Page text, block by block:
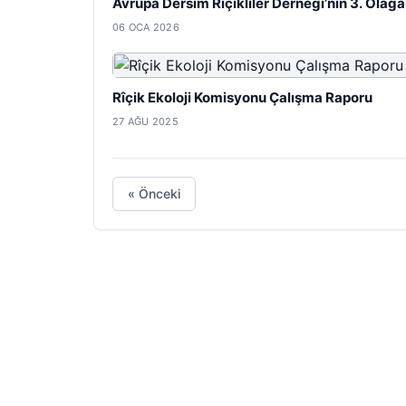
06 OCA 2026
Rîçik Ekoloji Komisyonu Çalışma Raporu
27 AĞU 2025
« Önceki